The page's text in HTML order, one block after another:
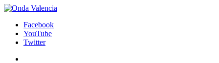
Facebook
YouTube
Twitter